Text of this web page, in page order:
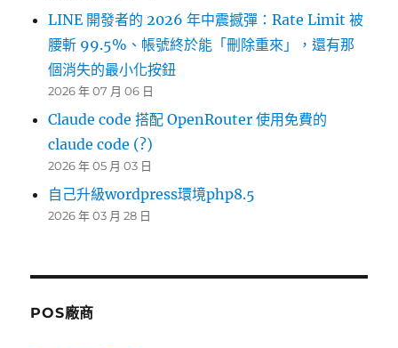
LINE 開發者的 2026 年中震撼彈：Rate Limit 被
腰斬 99.5%、帳號終於能「刪除重來」，還有那
個消失的最小化按鈕
2026 年 07 月 06 日
Claude code 搭配 OpenRouter 使用免費的
claude code (?)
2026 年 05 月 03 日
自己升級wordpress環境php8.5
2026 年 03 月 28 日
POS廠商